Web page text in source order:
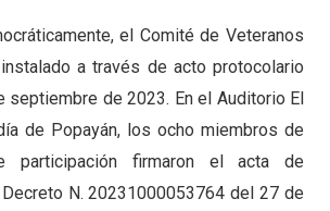
el Comité de Veteranos
a través de acto protocolario
septiembre de 2023. En el Auditorio El
de Popayán, los ocho miembros de
participación firmaron el acta de
N. 20231000053764 del 27 de